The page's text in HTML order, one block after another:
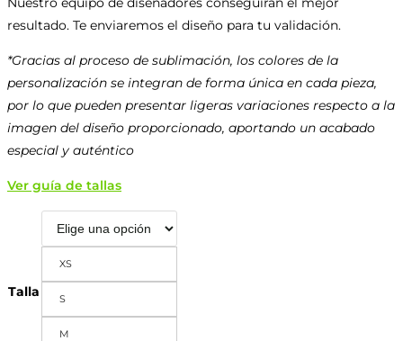
resultado. Te enviaremos el diseño para tu validación.
*Gracias al proceso de sublimación, los colores de la
personalización se integran de forma única en cada pieza,
por lo que pueden presentar ligeras variaciones respecto a la
imagen del diseño proporcionado, aportando un acabado
especial y auténtico
Ver guía de tallas
Talla
XS
S
M